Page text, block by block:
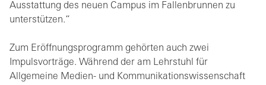
Ausstattung des neuen Campus im Fallenbrunnen zu
unterstützen.“
Zum Eröffnungsprogramm gehörten auch zwei
Impulsvorträge. Während der am Lehrstuhl für
Allgemeine Medien- und Kommunikationswissenschaft